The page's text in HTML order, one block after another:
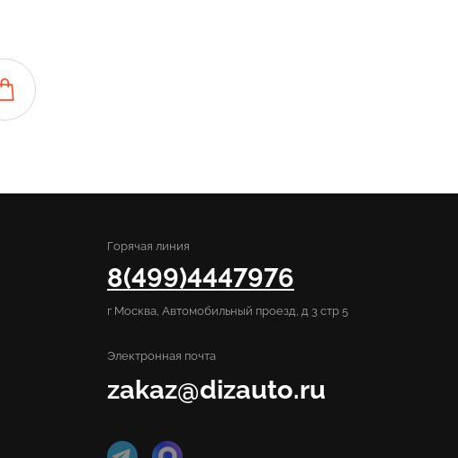
Горячая линия
8(499)4447976
г Москва, Автомобильный проезд, д 3 стр 5
Электронная почта
zakaz@dizauto.ru